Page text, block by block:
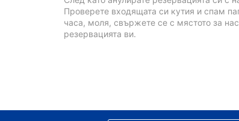
Проверете входящата си кутия и спам
часа, моля, свържете се с мястото за
резервацията ви.